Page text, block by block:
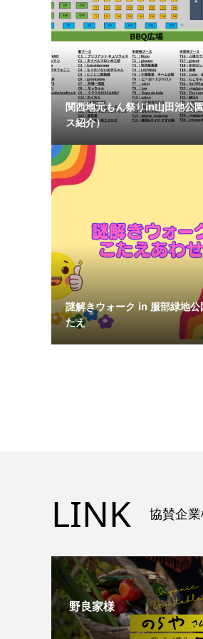
関西地元もん祭りin山田池公
ス紹介）
謎解きウォーク in 服部緑地
たえ
LINK 協賛企
野良家様